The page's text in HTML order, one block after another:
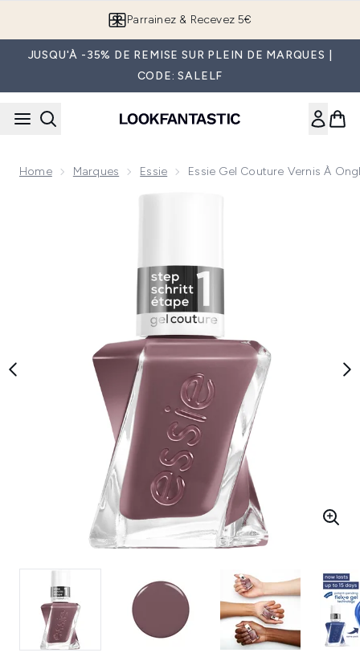
Parrainez & Recevez 5€
JUSQU'À -35% DE REMISE SUR PLEIN DE MARQUES |
CODE: SALELF
Home Marques Essie Essie Gel Couture Vernis À
Now showing image 1 essie Gel Couture Vernis à Ongles